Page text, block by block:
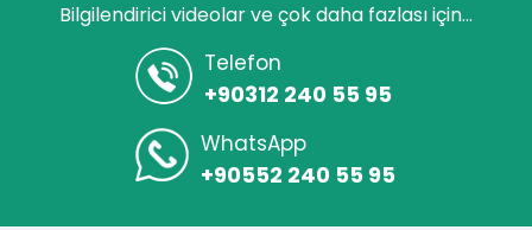
Bilgilendirici videolar ve çok daha fazlası için...
Telefon
+90312 240 55 95
WhatsApp
+90552 240 55 95